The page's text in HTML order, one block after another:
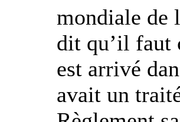
mondiale de
dit qu’il faut
est arrivé
avait un